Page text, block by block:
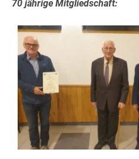
70 jährige Mitgliedschaft: